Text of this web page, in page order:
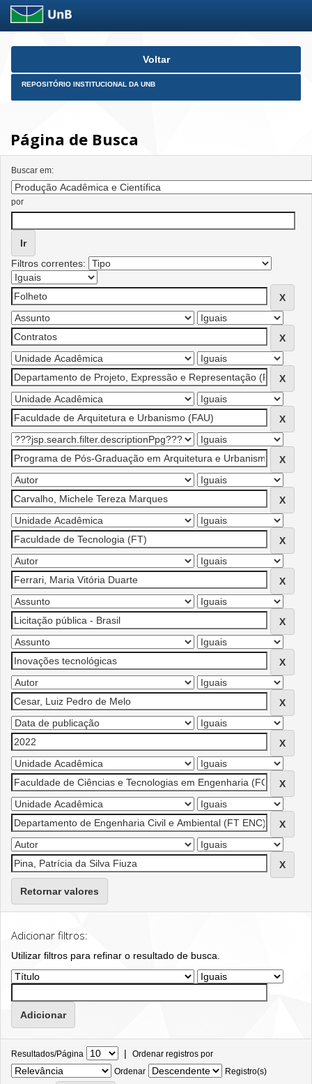
Skip
Voltar
REPOSITÓRIO INSTITUCIONAL DA UNB
Página de Busca
Buscar em:
por
Filtros correntes:
Retornar valores
Adicionar filtros:
Utilizar filtros para refinar o resultado de busca.
Resultados/Página | Ordenar registros por
Ordenar
Registro(s)